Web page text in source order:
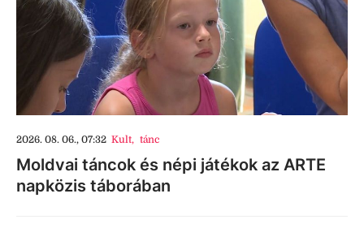
2026. 08. 06., 07:32 Kult, tánc
Moldvai táncok és népi játékok az ARTE
napközis táborában